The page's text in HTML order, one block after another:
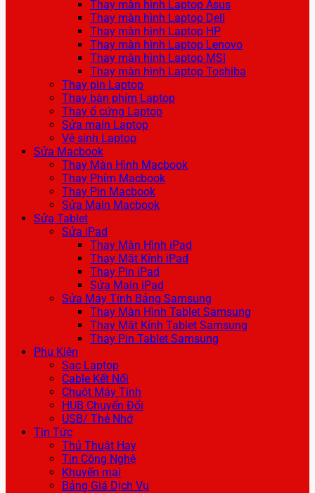
Thay màn hình Laptop Asus
Thay màn hình Laptop Dell
Thay màn hình Laptop HP
Thay màn hình Laptop Lenovo
Thay màn hình Laptop MSI
Thay màn hình Laptop Toshiba
Thay pin Laptop
Thay bàn phím Laptop
Thay ổ cứng Laptop
Sửa main Laptop
Vệ sinh Laptop
Sửa Macbook
Thay Màn Hình Macbook
Thay Phím Macbook
Thay Pin Macbook
Sửa Main Macbook
Sửa Tablet
Sửa iPad
Thay Màn Hình iPad
Thay Mặt Kính iPad
Thay Pin iPad
Sửa Main iPad
Sửa Máy Tính Bảng Samsung
Thay Màn Hình Tablet Samsung
Thay Mặt Kính Tablet Samsung
Thay Pin Tablet Samsung
Phụ Kiện
Sạc Laptop
Cable Kết Nối
Chuột Máy Tính
HUB Chuyển Đổi
USB/ Thẻ Nhớ
Tin Tức
Thủ Thuật Hay
Tin Công Nghệ
Khuyến mại
Bảng Giá Dịch Vụ